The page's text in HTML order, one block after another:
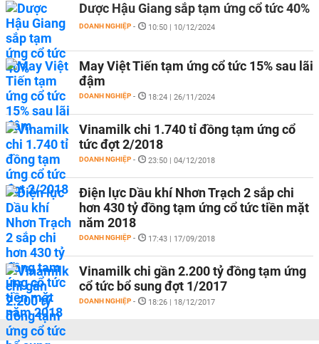
Dược Hậu Giang sắp tạm ứng cổ tức 40%
DOANH NGHIỆP - 10:50 | 10/12/2024
May Việt Tiến tạm ứng cổ tức 15% sau lãi
đậm
DOANH NGHIỆP - 18:24 | 26/11/2024
Vinamilk chi 1.740 tỉ đồng tạm ứng cổ
tức đợt 2/2018
DOANH NGHIỆP - 23:50 | 04/12/2018
Điện lực Dầu khí Nhơn Trạch 2 sắp chi
hơn 430 tỷ đồng tạm ứng cổ tức tiền mặt
năm 2018
DOANH NGHIỆP - 17:43 | 17/09/2018
Vinamilk chi gần 2.200 tỷ đồng tạm ứng
cổ tức bổ sung đợt 1/2017
DOANH NGHIỆP - 18:26 | 18/12/2017